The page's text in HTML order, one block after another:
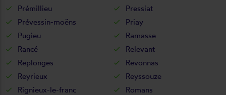
Prémillieu
Pressiat
Prévessin-moëns
Priay
Pugieu
Ramasse
Rancé
Relevant
Replonges
Revonnas
Reyrieux
Reyssouze
Rignieux-le-franc
Romans